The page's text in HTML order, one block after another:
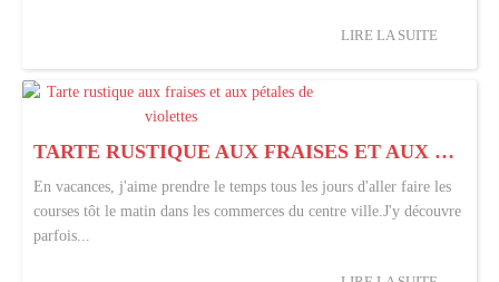
LIRE LA SUITE
TARTE RUSTIQUE AUX FRAISES ET AUX PÉTALES DE VIOLETTES
En vacances, j'aime prendre le temps tous les jours d'aller faire les
courses tôt le matin dans les commerces du centre ville.J'y découvre
parfois...